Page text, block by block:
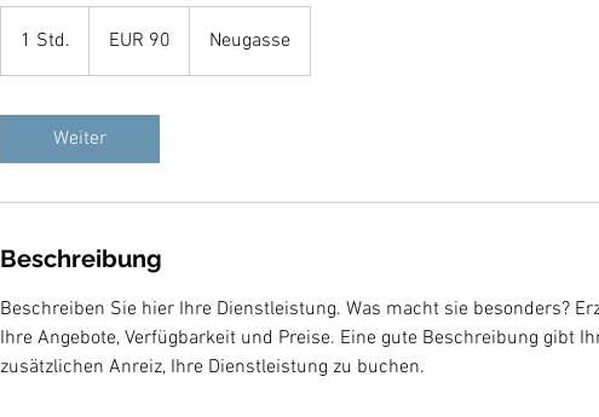
1 Std.
S
d
EUR 90 Neugasse
Weiter
Beschreibung
Beschreiben Sie hier Ihre Dienstleistung. Was macht sie besonders?
Ihre Angebote, Verfügbarkeit und Preise. Eine gute Beschreibung gibt
zusätzlichen Anreiz, Ihre Dienstleistung zu buchen.